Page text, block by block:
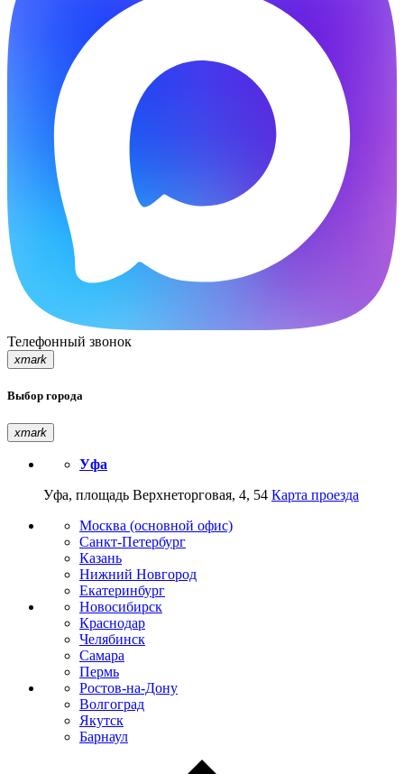
Телефонный звонок
xmark
Выбор города
xmark
Уфа
Уфа, площадь Верхнеторговая, 4, 54 Карта проезда
Москва (основной офис)
Санкт-Петербург
Казань
Нижний Новгород
Екатеринбург
Новосибирск
Краснодар
Челябинск
Самара
Пермь
Ростов-на-Дону
Волгоград
Якутск
Барнаул